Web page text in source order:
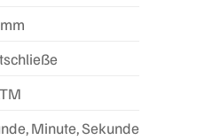
Minute, Sekunde